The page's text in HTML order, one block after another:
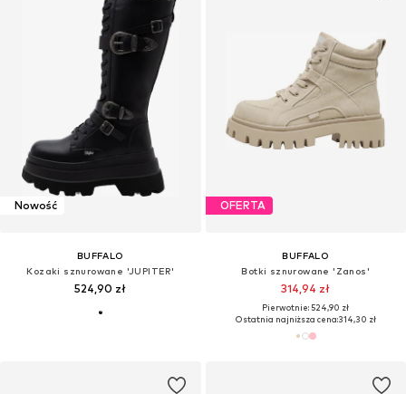
Nowość
BUFFALO
Kozaki sznurowane 'JUPITER'
524,90 zł
OFERTA
BUFFALO
Botki sznurowane 'Zanos'
314,94 zł
Pierwotnie: 524,90 zł
Ostatnia najniższa cena:314,30 zł